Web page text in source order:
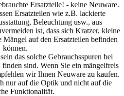
Ersatzteile! - keine Neuware.
Ersatzteilen wie z.B. lackierte
Beleuchtung usw., aus
ist, dass sich Kratzer, kleine
auf den Ersatzteilen befinden
können.
das solche Gebrauchsspuren bei
sind. Wenn Sie ein mängelfreis
wir Ihnen Neuware zu kaufen.
nur auf die Optik und nicht auf die
Funktionalität.